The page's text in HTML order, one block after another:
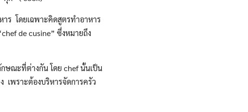
ร โดยเฉพาะคิดสูตรทำอาหาร
de cusine” ซึ่งหมายถึง
ณะที่ต่างกัน โดย chef นั้นเป็น
พราะต้องบริหารจัดการครัว